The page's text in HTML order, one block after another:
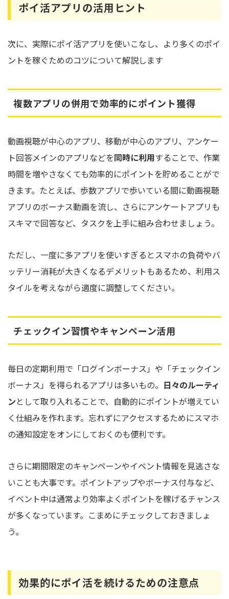
ポイ活アプリの活用ヒント
次に、実際にポイ活アプリを使いこなし、より多くのポイ
ントを稼ぐためのコツについて解説します
複数アプリの併用で効率的にポイント獲得
動画視聴が中心のアプリ、移動が中心のアプリ、アンケー
ト回答メインのアプリなどを同時に利用することで、作業
時間を増やさなくても効率的にポイントを貯めることがで
きます。たとえば、歩数アプリで歩いている間に動画視聴
アプリのボーナス動画を流し、さらにアンケートアプリも
スキマで回答など、タスクを上手に組み合わせましょう。
ただし、一度に多アプリを使いすぎるとスマホの負荷やバ
ッテリー消耗が大きくなるデメリットもあるため、利用ス
タイルを考えながら適度に調整してください。
チェックイン習慣やキャンペーン活用
毎日の定期利用で「ログインボーナス」や「チェックイン
ボーナス」を得られるアプリは多いもの。 日々のルーティ
ンとして取り入れることで、自動的にポイントが増えてい
く仕組みを作れます。忘れずにアクセスするためにスマホ
の通知設定をオンにしておくのも便利です。
さらに期間限定のキャンペーンやイベント情報を見逃さな
いことも大事です。ポイントアップやボーナス付与など、
イベント中は通常より効率よくポイントを稼げるチャンス
が多くなっています。こまめにチェックしておきましょ
う。
効果的にポイ活を続けるための注意点